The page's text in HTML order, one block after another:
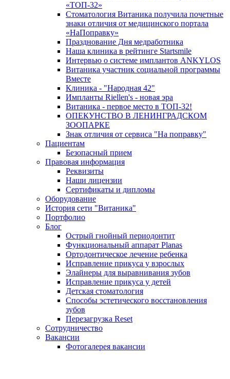
«ТОП-32»
Стоматология Витаника получила почетные
знаки отличия от медицинского портала
«НаПоправку»
Празднование Дня медработника
Наша клиника в рейтинге Startsmile
Интервью о системе имплантов ANKYLOS
Витаника участник социальной программы
Вместе
Клиника - "Народная 42"
Импланты Riellen's - новая эра
Витаника - первое место в ТОП-32!
ОПЕКУНСТВО В ЛЕНИНГРАДСКОМ
ЗООПАРКЕ
Знак отличия от сервиса "На поправку"
Пациентам
Безопасный прием
Правовая информация
Реквизиты
Наши лицензии
Сертификаты и дипломы
Оборудование
История сети "Витаника"
Портфолио
Блог
Острый гнойный периодонтит
Функциональный аппарат Planas
Ортодонтическое лечение ребенка
Исправление прикуса у взрослых
Элайнеры для выравнивания зубов
Исправление прикуса у детей
Детская стоматология
Способы эстетического восстановления
зубов
Перезагрузка Reset
Сотрудничество
Вакансии
Фотогалерея вакансии